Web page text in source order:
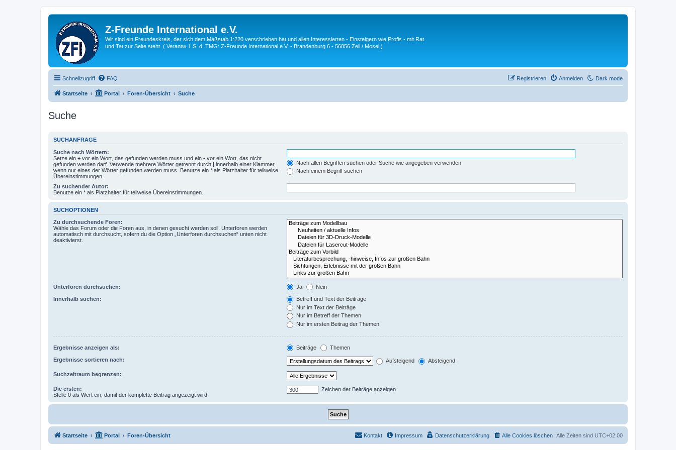
Z-Freunde International e.V.
Wir sind ein Freundeskreis, der sich dem Maßstab 1:220 verschrieben hat und allen Interessierten - Einsteigern wie Profis - mit Rat
und Tat zur Seite steht. ( Verantw. i. S. d. TMG: Z-Freunde International e.V. - Brandenburg 6 - 56856 Zell / Mosel )
Schnellzugriff Dark mode
FAQ Anmelden
Registrieren
Startseite Portal Foren-Übersicht Suche
Suche
SUCHANFRAGE
Suche nach Wörtern:
Setze ein + vor ein Wort, das gefunden werden muss und ein - vor ein Wort, das nicht
gefunden werden darf. Verwende mehrere Wörter getrennt durch | innerhalb einer Klammer,
wenn nur eines der Wörter gefunden werden muss. Benutze ein * als Platzhalter für teilweise
Übereinstimmungen.
Nach allen Begriffen suchen oder Suche wie angegeben verwenden
Nach einem Begriff suchen
Zu suchender Autor:
Benutze ein * als Platzhalter für teilweise Übereinstimmungen.
SUCHOPTIONEN
Zu durchsuchende Foren:
Wähle das Forum oder die Foren aus, in denen gesucht werden soll. Unterforen werden
automatisch mit durchsucht, sofern du die Option „Unterforen durchsuchen“ unten nicht
deaktivierst.
Unterforen durchsuchen: Ja Nein
Innerhalb suchen:
Betreff und Text der Beiträge
Nur im Text der Beiträge
Nur im Betreff der Themen
Nur im ersten Beitrag der Themen
Ergebnisse anzeigen als: Beiträge Themen
Ergebnisse sortieren nach: Aufsteigend Absteigend
Suchzeitraum begrenzen:
Die ersten:
Stelle 0 als Wert ein, damit der komplette Beitrag angezeigt wird.
Zeichen der Beiträge anzeigen
Startseite Portal Foren-Übersicht Alle Zeiten sind UTC+02:00
Alle Cookies löschen
Datenschutzerklärung
Impressum
Kontakt